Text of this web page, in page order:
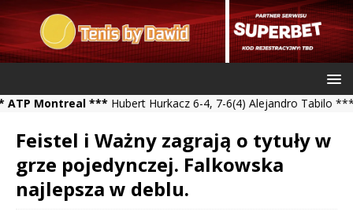
***Hubert Hurkacz 6-4, 7-6(4) Alejandro Tabilo ***
Feistel i Ważny zagrają o tytuły w
grze pojedynczej. Falkowska
najlepsza w deblu.